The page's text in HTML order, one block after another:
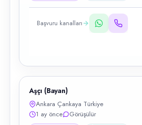
Başvuru kanalları
Aşçı (Bayan)
Ankara Çankaya Türkiye
1 ay önce
Görüşülür